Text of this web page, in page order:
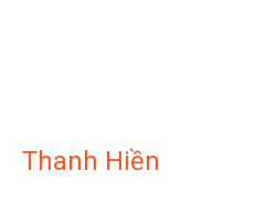
Thanh Hiền